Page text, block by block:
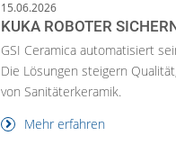
15.06.2026
KUKA ROBOTER
GSI Ceramica automatisiert
Die Lösungen steigern
von Sanitäterkeramik.
Mehr erfahren